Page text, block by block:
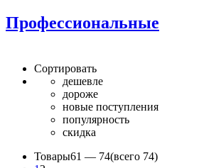
Профессиональные
Сортировать
дешевле
дороже
новые поступления
популярность
скидка
Товары61 — 74(всего 74)